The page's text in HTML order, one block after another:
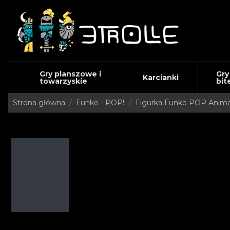
Gry planszowe i
towarzyskie Karcianki
Strona główna Funko - POP! Figurka Funko POP